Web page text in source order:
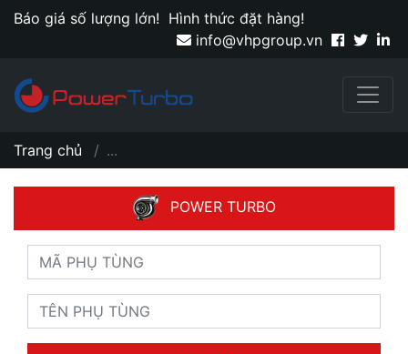
Báo giá số lượng lớn! Hình thức đặt hàng!
info@vhpgroup.vn
Trang chủ ...
POWER TURBO